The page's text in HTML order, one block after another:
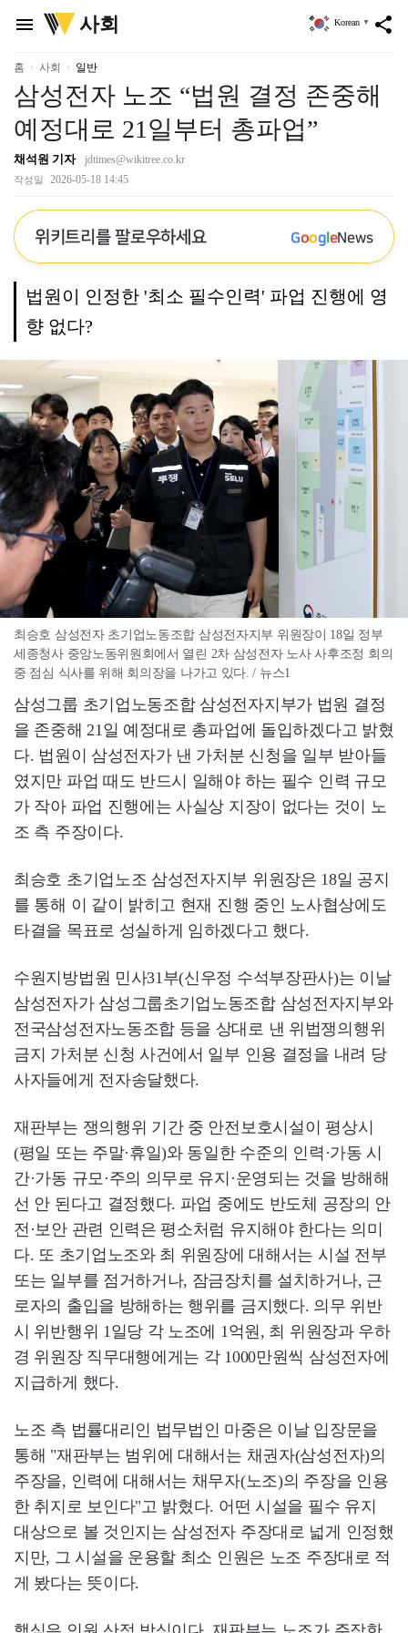
menu
위
키
리
사회 share
Korean ▼
홈 사회 일반
삼성전자 노조 “법원 결정 존중해
예정대로 21일부터 총파업”
채석원 기자 jdtimes@wikitree.co.kr
작성일 2026-05-18 14:45
위키트리를 팔로우하세요 GoogleNews
법원이 인정한 '최소 필수인력' 파업 진행에 영
향 없다?
최승호 삼성전자 초기업노동조합 삼성전자지부 위원장이 18일 정부
세종청사 중앙노동위원회에서 열린 2차 삼성전자 노사 사후조정 회의
중 점심 식사를 위해 회의장을 나가고 있다. / 뉴스1
삼성그룹 초기업노동조합 삼성전자지부가 법원 결정
을 존중해 21일 예정대로 총파업에 돌입하겠다고 밝혔
다. 법원이 삼성전자가 낸 가처분 신청을 일부 받아들
였지만 파업 때도 반드시 일해야 하는 필수 인력 규모
가 작아 파업 진행에는 사실상 지장이 없다는 것이 노
조 측 주장이다.
최승호 초기업노조 삼성전자지부 위원장은 18일 공지
를 통해 이 같이 밝히고 현재 진행 중인 노사협상에도
타결을 목표로 성실하게 임하겠다고 했다.
수원지방법원 민사31부(신우정 수석부장판사)는 이날
삼성전자가 삼성그룹초기업노동조합 삼성전자지부와
전국삼성전자노동조합 등을 상대로 낸 위법쟁의행위
금지 가처분 신청 사건에서 일부 인용 결정을 내려 당
사자들에게 전자송달했다.
재판부는 쟁의행위 기간 중 안전보호시설이 평상시
(평일 또는 주말·휴일)와 동일한 수준의 인력·가동 시
간·가동 규모·주의 의무로 유지·운영되는 것을 방해해
선 안 된다고 결정했다. 파업 중에도 반도체 공장의 안
전·보안 관련 인력은 평소처럼 유지해야 한다는 의미
다. 또 초기업노조와 최 위원장에 대해서는 시설 전부
또는 일부를 점거하거나, 잠금장치를 설치하거나, 근
로자의 출입을 방해하는 행위를 금지했다. 의무 위반
시 위반행위 1일당 각 노조에 1억원, 최 위원장과 우하
경 위원장 직무대행에게는 각 1000만원씩 삼성전자에
지급하게 했다.
노조 측 법률대리인 법무법인 마중은 이날 입장문을
통해 "재판부는 범위에 대해서는 채권자(삼성전자)의
주장을, 인력에 대해서는 채무자(노조)의 주장을 인용
한 취지로 보인다"고 밝혔다. 어떤 시설을 필수 유지
대상으로 볼 것인지는 삼성전자 주장대로 넓게 인정했
지만, 그 시설을 운용할 최소 인원은 노조 주장대로 적
게 봤다는 뜻이다.